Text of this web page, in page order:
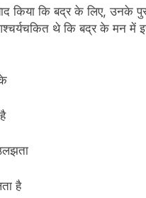
किया कि बद्र के लिए, उनके
थे कि बद्र के मन में
है